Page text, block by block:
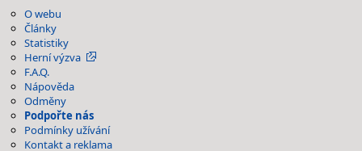
O webu
Články
Statistiky
Herní výzva
F.A.Q.
Nápověda
Odměny
Podpořte nás
Podmínky užívání
Kontakt a reklama